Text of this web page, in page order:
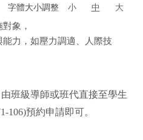
字體大小調整 小 中 大
象，
力，如壓力調適、人際技
班級導師或班代直接至學生
106)預約申請即可。